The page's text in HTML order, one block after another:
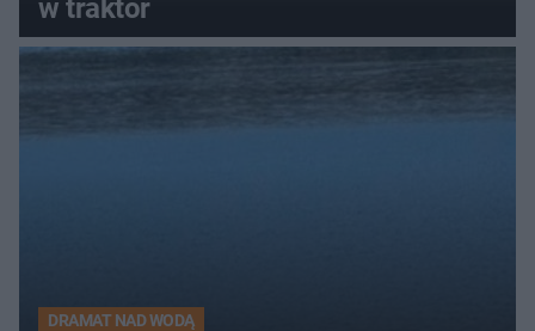
w traktor
DRAMAT NAD WODĄ